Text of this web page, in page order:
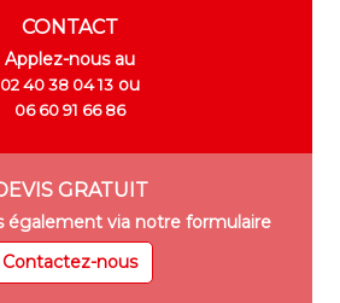
CONTACT
Applez-nous au
02 40 38 04 13 ou
06 60 91 66 86
GRATUIT
également via notre formulaire
Contactez-nous